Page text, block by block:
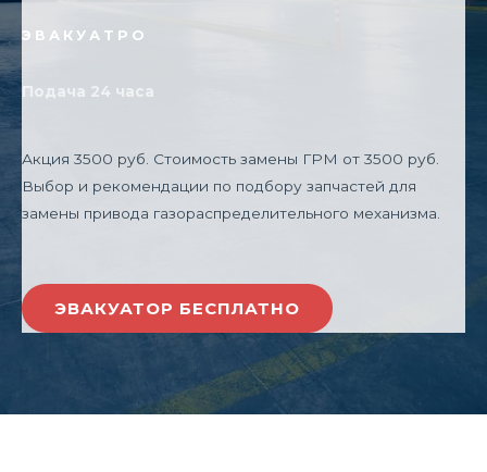
ЭВАКУАТРО
Подача 24 часа
Акция 3500 руб. Стоимость замены ГРМ от 3500 руб.
Выбор и рекомендации по подбору запчастей для
замены привода газораспределительного механизма.
ЭВАКУАТОР БЕСПЛАТНО